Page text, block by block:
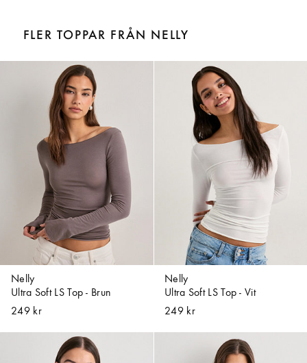
FLER TOPPAR FRÅN NELLY
Nelly
Ultra Soft LS Top - Brun
249 kr
Nelly
Ultra Soft LS Top - Vit
249 kr